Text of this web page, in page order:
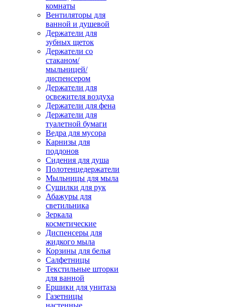
комнаты
Вентиляторы для
ванной и душевой
Держатели для
зубных щеток
Держатели со
стаканом/
мыльницей/
диспенсером
Держатели для
освежителя воздуха
Держатели для фена
Держатели для
туалетной бумаги
Ведра для мусора
Карнизы для
поддонов
Сидения для душа
Полотенцедержатели
Мыльницы для мыла
Сушилки для рук
Абажуры для
светильника
Зеркала
косметические
Диспенсеры для
жидкого мыла
Корзины для белья
Салфетницы
Текстильные шторки
для ванной
Ершики для унитаза
Газетницы
настенные